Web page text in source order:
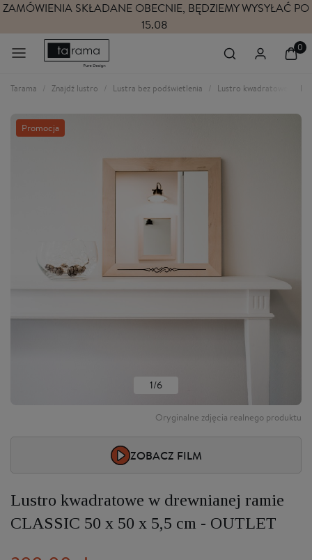
ZAMÓWIENIA SKŁADANE OBECNIE, BĘDZIEMY WYSYŁAĆ PO
15.08
Tarama Znajdź lustro Lustra bez podświetlenia Lustro kwadratowe w
Promocja
1/6
Oryginalne zdjęcia realnego produktu
ZOBACZ FILM
Lustro kwadratowe w drewnianej ramie
CLASSIC 50 x 50 x 5,5 cm - OUTLET